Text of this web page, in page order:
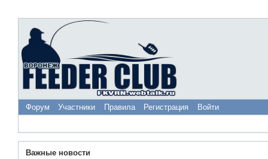
Форум Участники Правила Регистрация Войти
Важные новости